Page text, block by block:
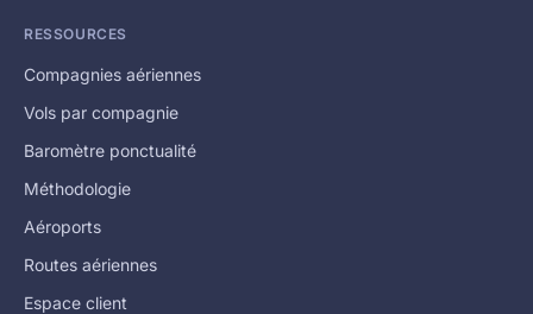
RESSOURCES
Compagnies aériennes
Vols par compagnie
Baromètre ponctualité
Méthodologie
Aéroports
Routes aériennes
Espace client